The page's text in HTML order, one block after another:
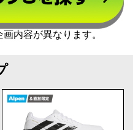
内容が異なります。